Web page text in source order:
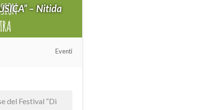
– Nitida
Eventi
del Festival “Di